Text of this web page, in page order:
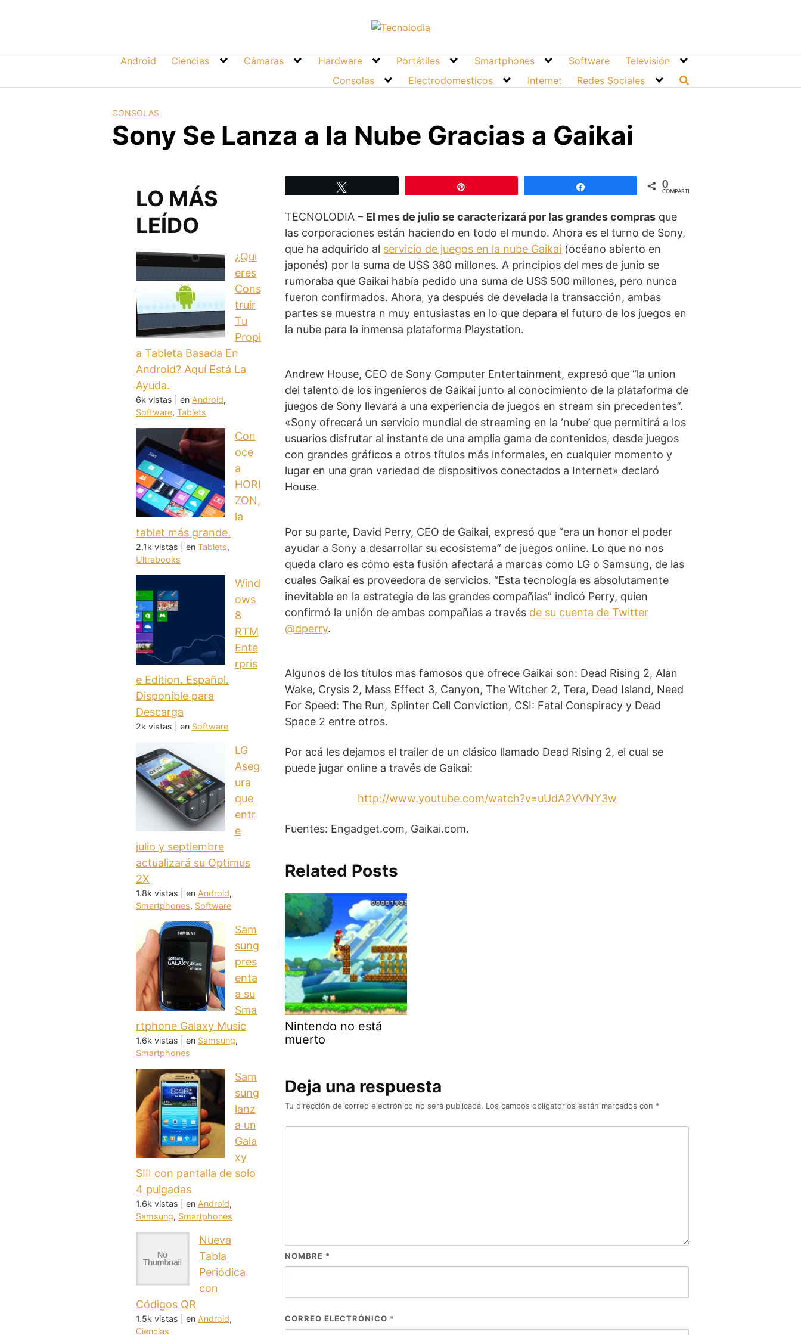
Android Ciencias Cámaras Hardware Portátiles Smartphones Software
Televisión
Consolas
Electrodomesticos Internet Redes Sociales
CONSOLAS
Sony Se Lanza a la Nube Gracias a Gaikai
0
COMPARTIR
TECNOLODIA – El mes de julio se caracterizará por las grandes compras que
las corporaciones están haciendo en todo el mundo. Ahora es el turno de Sony,
que ha adquirido al servicio de juegos en la nube Gaikai (océano abierto en
japonés) por la suma de US$ 380 millones. A principios del mes de junio se
rumoraba que Gaikai había pedido una suma de US$ 500 millones, pero nunca
fueron confirmados. Ahora, ya después de develada la transacción, ambas
partes se muestra n muy entusiastas en lo que depara el futuro de los juegos en
la nube para la inmensa plataforma Playstation.
Andrew House, CEO de Sony Computer Entertainment, expresó que “la union
del talento de los ingenieros de Gaikai junto al conocimiento de la plataforma de
juegos de Sony llevará a una experiencia de juegos en stream sin precedentes”.
«Sony ofrecerá un servicio mundial de streaming en la ‘nube’ que permitirá a los
usuarios disfrutar al instante de una amplia gama de contenidos, desde juegos
con grandes gráficos a otros títulos más informales, en cualquier momento y
lugar en una gran variedad de dispositivos conectados a Internet» declaró
House.
Por su parte, David Perry, CEO de Gaikai, expresó que “era un honor el poder
ayudar a Sony a desarrollar su ecosistema” de juegos online. Lo que no nos
queda claro es cómo esta fusión afectará a marcas como LG o Samsung, de las
cuales Gaikai es proveedora de servicios. “Esta tecnología es absolutamente
inevitable en la estrategia de las grandes compañías” indicó Perry, quien
confirmó la unión de ambas compañías a través de su cuenta de Twitter
@dperry.
Algunos de los títulos mas famosos que ofrece Gaikai son: Dead Rising 2, Alan
Wake, Crysis 2, Mass Effect 3, Canyon, The Witcher 2, Tera, Dead Island, Need
For Speed: The Run, Splinter Cell Conviction, CSI: Fatal Conspiracy y Dead
Space 2 entre otros.
Por acá les dejamos el trailer de un clásico llamado Dead Rising 2, el cual se
puede jugar online a través de Gaikai:
http://www.youtube.com/watch?v=uUdA2VVNY3w
Fuentes: Engadget.com, Gaikai.com.
Related Posts
Nintendo no está
muerto
Deja una respuesta
Tu dirección de correo electrónico no será publicada. Los campos obligatorios están marcados con *
NOMBRE *
CORREO ELECTRÓNICO *
LO MÁS
LEÍDO
¿Qui
eres
Cons
truir
Tu
Propi
a Tableta Basada En
Android? Aquí Está La
Ayuda.
6k vistas en Android,
Software, Tablets
Con
oce
a
HORI
ZON,
la
tablet más grande.
2.1k vistas en Tablets,
Ultrabooks
Wind
ows
8
RTM
Ente
rpris
e Edition. Español.
Disponible para
Descarga
2k vistas en Software
LG
Aseg
ura
que
entr
e
julio y septiembre
actualizará su Optimus
2X
1.8k vistas en Android,
Smartphones, Software
Sam
sung
pres
enta
a su
Sma
rtphone Galaxy Music
1.6k vistas en Samsung,
Smartphones
Sam
sung
lanz
a un
Gala
xy
SIII con pantalla de solo
4 pulgadas
1.6k vistas en Android,
Samsung, Smartphones
Nueva
Tabla
Periódica
con
Códigos QR
1.5k vistas en Android,
Ciencias